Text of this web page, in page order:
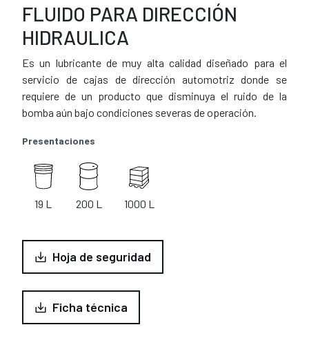
FLUIDO PARA DIRECCIÓN
HIDRAULICA
Es un lubricante de muy alta calidad diseñado para el
servicio de cajas de dirección automotriz donde se
requiere de un producto que disminuya el ruido de la
bomba aún bajo condiciones severas de operación.
Presentaciones
19 L 200 L 1000 L
Hoja de seguridad
Ficha técnica